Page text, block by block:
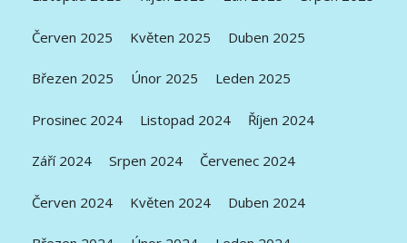
Červen 2025 Květen 2025 Duben 2025
Březen 2025 Únor 2025 Leden 2025
Prosinec 2024 Listopad 2024 Říjen 2024
Září 2024 Srpen 2024 Červenec 2024
Červen 2024 Květen 2024 Duben 2024